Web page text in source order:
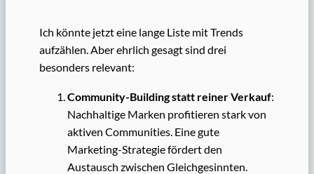
Ich könnte jetzt eine lange Liste mit Trends
aufzählen. Aber ehrlich gesagt sind drei
besonders relevant:
Community-Building statt reiner Verkauf:
Nachhaltige Marken profitieren stark von
aktiven Communities. Eine gute
Marketing-Strategie fördert den
Austausch zwischen Gleichgesinnten.